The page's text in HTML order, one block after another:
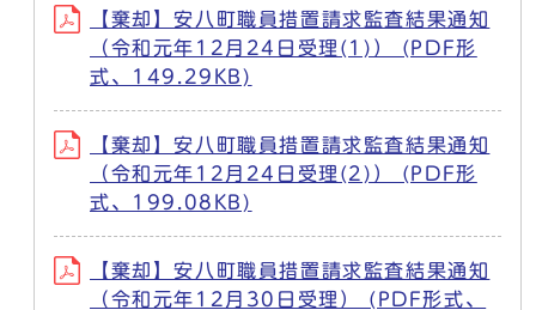
【棄却】安八町職員措置請求監査結果通知
（令和元年12月24日受理(1)） (PDF形
式、149.29KB)
【棄却】安八町職員措置請求監査結果通知
（令和元年12月24日受理(2)） (PDF形
式、199.08KB)
【棄却】安八町職員措置請求監査結果通知
（令和元年12月30日受理） (PDF形式、